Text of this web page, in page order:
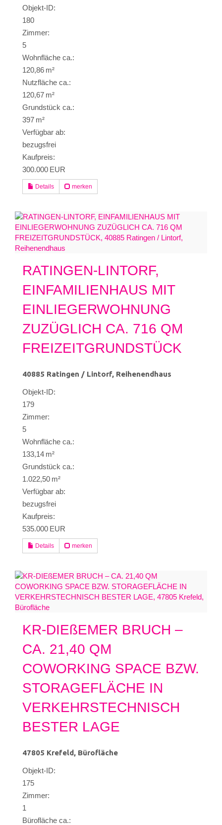
Objekt-ID:
180
Zimmer:
5
Wohnfläche ca.:
120,86 m²
Nutzfläche ca.:
120,67 m²
Grund­stück ca.:
397 m²
Verfügbar ab:
bezugsfrei
Kaufpreis:
300.000 EUR
Details merken
RATINGEN-LINTORF,
EINFAMILIENHAUS MIT
EINLIEGERWOHNUNG
ZUZÜGLICH CA. 716 QM
FREIZEITGRUNDSTÜCK
40885 Ratingen / Lintorf, Reihenendhaus
Objekt-ID:
179
Zimmer:
5
Wohnfläche ca.:
133,14 m²
Grund­stück ca.:
1.022,50 m²
Verfügbar ab:
bezugsfrei
Kaufpreis:
535.000 EUR
Details merken
KR-DIEßEMER BRUCH –
CA. 21,40 QM
COWORKING SPACE BZW.
STORAGEFLÄCHE IN
VERKEHRSTECHNISCH
BESTER LAGE
47805 Krefeld, Bürofläche
Objekt-ID:
175
Zimmer:
1
Bürofläche ca.: